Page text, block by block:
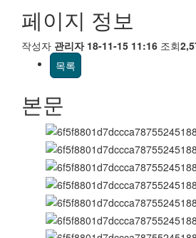
페이지 정보
작성자 관리자 18-11-15 11:16 조회
목록
본문